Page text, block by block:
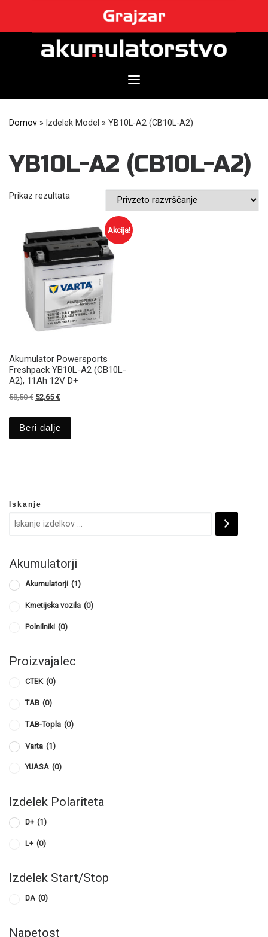
content
Domov » Izdelek Model » YB10L-A2 (CB10L-A2)
YB10L-A2 (CB10L-A2)
Prikaz rezultata
Akcija!
Akumulator Powersports
Freshpack YB10L-A2 (CB10L-
A2), 11Ah 12V D+
58,50€ Izvirna cena je bila: 58,50 €.
52,65€Trenutna cena je: 52,65 €.
Beri dalje
Iskanje
Akumulatorji
Akumulatorji (1)
Kmetijska vozila (0)
Polnilniki (0)
Proizvajalec
CTEK (0)
TAB (0)
TAB-Topla (0)
Varta (1)
YUASA (0)
Izdelek Polariteta
D+ (1)
L+ (0)
Izdelek Start/Stop
DA (0)
Napetost